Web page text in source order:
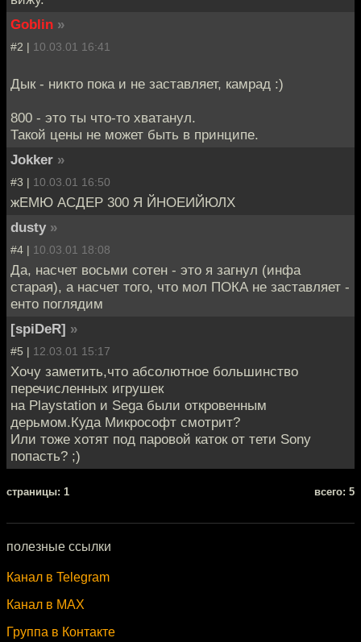
Goblin »
#2 | 10.03.01 16:41
Дык - никто пока и не заставляет, камрад :)
800 - это ты что-то хватанул.
Такой цены не может быть в принципе.
Jokker »
#3 | 10.03.01 16:50
жЕМЮ АСДЕР 300 Я ЙНОЕИЙЮЛХ
dusty »
#4 | 10.03.01 18:08
Да, насчет восьми сотен - это я загнул (инфа
старая), а насчет того, что мол ПОКА не заставляет -
енто поглядим
[spiDeR] »
#5 | 12.03.01 15:17
Хочу заметить,что абсолютное большинство
перечисленных игрушек
на Playstation и Sega были откровенным
дерьмом.Куда Микрософт смотрит?
Или тоже хотят под паровой каток от тети Sony
попасть? ;)
cтраницы: 1 всего: 5
полезные ссылки
Канал в Telegram
Канал в MAX
Группа в Контакте